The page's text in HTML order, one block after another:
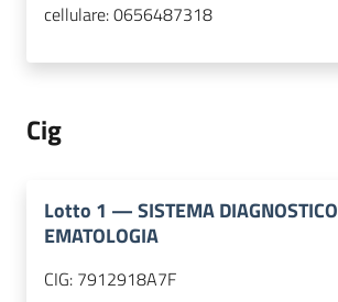
cellulare:0656487318
Cig
Lotto 1 —SISTEMA DIAGNOSTICO
EMATOLOGIA
CIG: 7912918A7F